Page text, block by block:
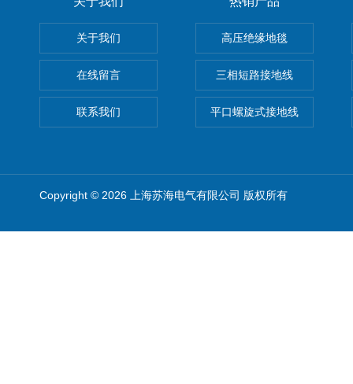
关于我们
在线留言
联系我们
高压绝缘地毯
三相短路接地线
平口螺旋式接地线
Copyright © 2026 上海苏海电气有限公司 版权所有